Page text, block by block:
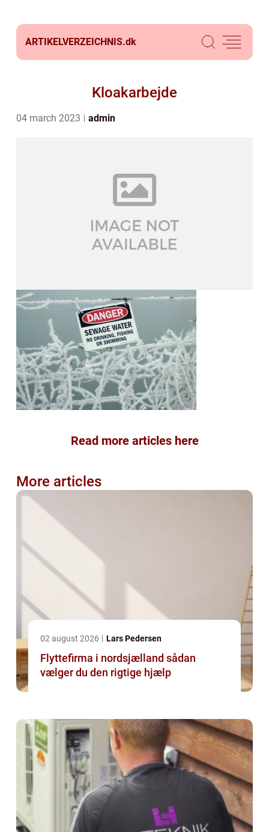
ARTIKELVERZEICHNIS.dk
Kloakarbejde
04 march 2023 admin
Read more articles here
More articles
02 august 2026 Lars Pedersen
Flyttefirma i nordsjælland sådan
vælger du den rigtige hjælp